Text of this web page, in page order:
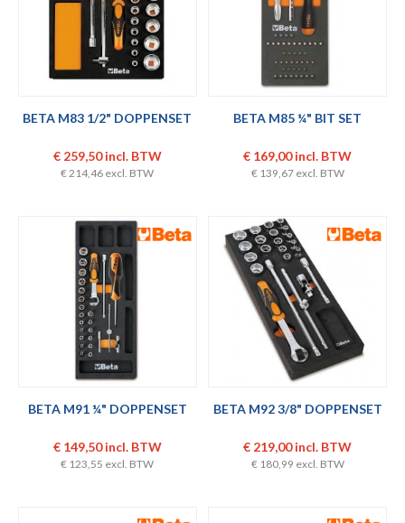
BETA M83 1/2" DOPPENSET
€ 259,50 incl. BTW
€ 214,46 excl. BTW
BETA M85 ¼" BIT SET
€ 169,00 incl. BTW
€ 139,67 excl. BTW
BETA M91 ¼" DOPPENSET
€ 149,50 incl. BTW
€ 123,55 excl. BTW
BETA M92 3/8" DOPPENSET
€ 219,00 incl. BTW
€ 180,99 excl. BTW